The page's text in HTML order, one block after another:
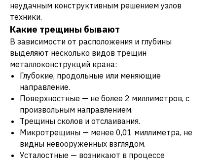
неудачным конструктивным решением узлов
техники.
Какие трещины бывают
В зависимости от расположения и глубины
выделяют несколько видов трещин
металлоконструкций крана:
Глубокие, продольные или меняющие
направление.
Поверхностные — не более 2 миллиметров, с
произвольным направлением.
Трещины сколов и отслаивания.
Микротрещины — менее 0,01 миллиметра, не
видны невооруженных взглядом.
Усталостные — возникают в процессе